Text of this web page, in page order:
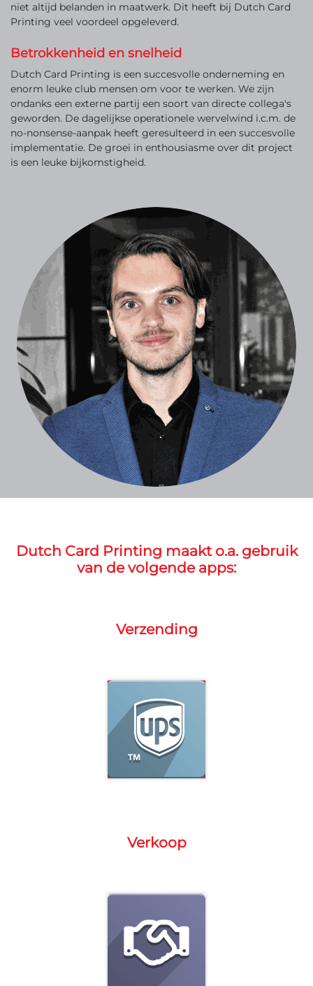
niet altijd belanden in maatwerk. Dit heeft bij Dutch Card
Printing veel voordeel opgeleverd.
Betrokkenheid en snelheid
Dutch Card Printing is een succesvolle onderneming en
enorm leuke club mensen om voor te werken. We zijn
ondanks een externe partij een soort van directe collega's
geworden. De dagelijkse operationele wervelwind i.c.m. de
no-nonsense-aanpak heeft geresulteerd in een succesvolle
implementatie. De groei in enthousiasme over dit project
is een leuke bijkomstigheid.
Dutch Card Printing maakt o.a. gebruik
van de volgende apps:
Verzending
Verkoop